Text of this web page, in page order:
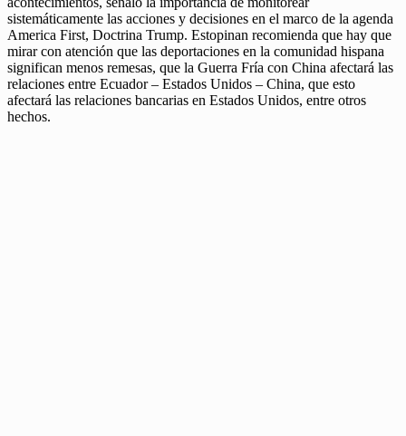
sistemáticamente las acciones y decisiones en el marco de la agenda
America First, Doctrina Trump. Estopinan recomienda que hay que
mirar con atención que las deportaciones en la comunidad hispana
significan menos remesas, que la Guerra Fría con China afectará las
relaciones entre Ecuador – Estados Unidos – China, que esto
afectará las relaciones bancarias en Estados Unidos, entre otros
hechos.